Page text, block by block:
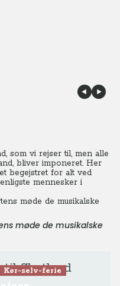
som vi rejser til, men alle
bliver imponeret. Her
begejstret for alt ved
mennesker i
møde de musikalske
til Skotland
Kør-selv-ferie